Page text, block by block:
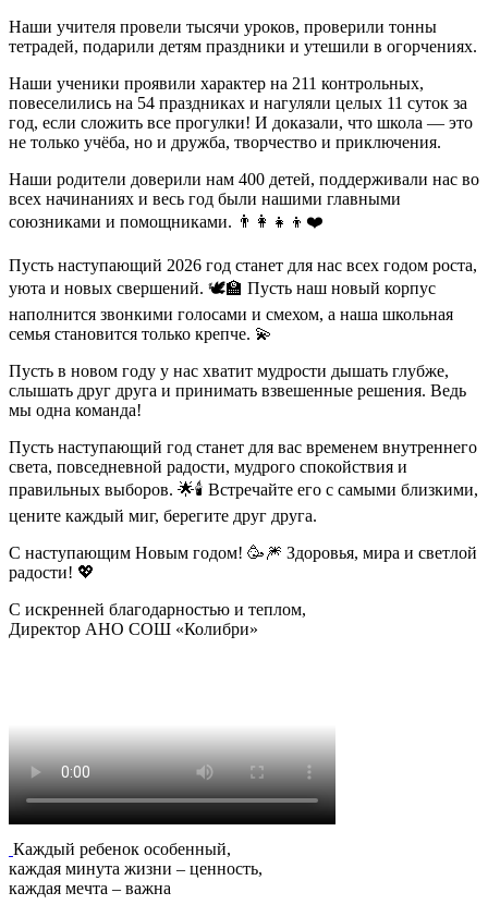
Наши учителя провели тысячи уроков, проверили тонны
тетрадей, подарили детям праздники и утешили в огорчениях.
Наши ученики проявили характер на 211 контрольных,
повеселились на 54 праздниках и нагуляли целых 11 суток за
год, если сложить все прогулки! И доказали, что школа — это
не только учёба, но и дружба, творчество и приключения.
Наши родители доверили нам 400 детей, поддерживали нас во
всех начинаниях и весь год были нашими главными
союзниками и помощниками. 👨‍👩‍👧‍👦❤️
Пусть наступающий 2026 год станет для нас всех годом роста,
уюта и новых свершений. 🕊️🏫 Пусть наш новый корпус
наполнится звонкими голосами и смехом, а наша школьная
семья становится только крепче. 💫
Пусть в новом году у нас хватит мудрости дышать глубже,
слышать друг друга и принимать взвешенные решения. Ведь
мы одна команда!
Пусть наступающий год станет для вас временем внутреннего
света, повседневной радости, мудрого спокойствия и
правильных выборов. 🌟🕯️ Встречайте его с самыми близкими,
цените каждый миг, берегите друг друга.
С наступающим Новым годом! 🥳🎆 Здоровья, мира и светлой
радости! 💖
С искренней благодарностью и теплом,
Директор АНО СОШ «Колибри»
Каждый ребенок особенный,
каждая минута жизни – ценность,
каждая мечта – важна